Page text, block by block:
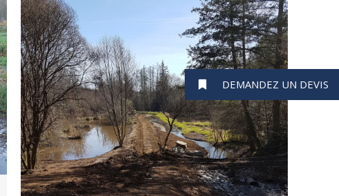
DEMANDEZ UN DEVIS